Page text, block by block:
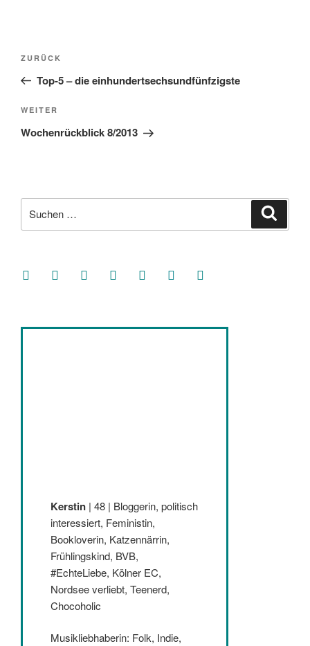
Beitragsnavigation
Vorheriger
Beitrag
ZURÜCK
Top-5 – die einhundertsechsundfünfzigste
Nächster
Beitrag
WEITER
Wochenrückblick 8/2013
nach:
facebooksoundcloud
twitter mastodoninstagramthreads goodreads
Kerstin | 48 | Bloggerin, politisch
interessiert, Feministin,
Bookloverin, Katzennärrin,
Frühlingskind, BVB,
#EchteLiebe, Kölner EC,
Nordsee verliebt, Teenerd,
Chocoholic
Musikliebhaberin: Folk, Indie,